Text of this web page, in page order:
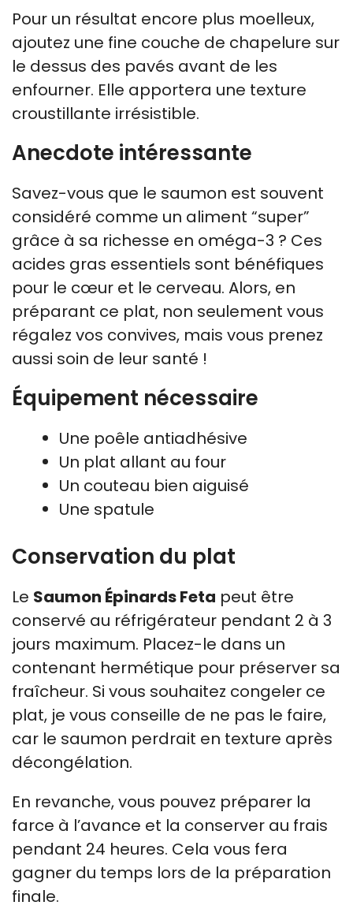
Pour un résultat encore plus moelleux,
ajoutez une fine couche de chapelure sur
le dessus des pavés avant de les
enfourner. Elle apportera une texture
croustillante irrésistible.
Anecdote intéressante
Savez-vous que le saumon est souvent
considéré comme un aliment “super”
grâce à sa richesse en oméga-3 ? Ces
acides gras essentiels sont bénéfiques
pour le cœur et le cerveau. Alors, en
préparant ce plat, non seulement vous
régalez vos convives, mais vous prenez
aussi soin de leur santé !
Équipement nécessaire
Une poêle antiadhésive
Un plat allant au four
Un couteau bien aiguisé
Une spatule
Conservation du plat
Le Saumon Épinards Feta peut être
conservé au réfrigérateur pendant 2 à 3
jours maximum. Placez-le dans un
contenant hermétique pour préserver sa
fraîcheur. Si vous souhaitez congeler ce
plat, je vous conseille de ne pas le faire,
car le saumon perdrait en texture après
décongélation.
En revanche, vous pouvez préparer la
farce à l’avance et la conserver au frais
pendant 24 heures. Cela vous fera
gagner du temps lors de la préparation
finale.